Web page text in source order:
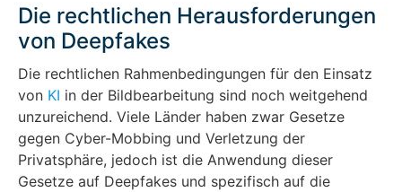
Die rechtlichen Herausforderungen
von Deepfakes
Die rechtlichen Rahmenbedingungen für den Einsatz
von KI in der Bildbearbeitung sind noch weitgehend
unzureichend. Viele Länder haben zwar Gesetze
gegen Cyber-Mobbing und Verletzung der
Privatsphäre, jedoch ist die Anwendung dieser
Gesetze auf Deepfakes und spezifisch auf die